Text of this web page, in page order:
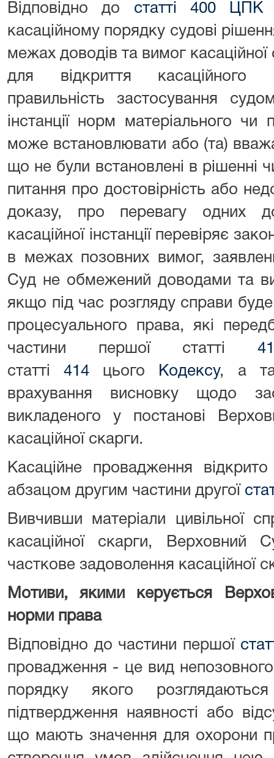
Відповідно до статті 400 ЦПК
касаційному порядку судові
межах доводів та вимог касаційної
для відкриття касаційного
правильність застосування
інстанції норм матеріального
може встановлювати або (та)
що не були встановлені в рішенні
питання про достовірність або
доказу, про перевагу одних
касаційної інстанції перевіряє
в межах позовних вимог,
Суд не обмежений доводами та
якщо під час розгляду справи
процесуального права, які
частини першої статті
статті414 цього Кодексу, а
врахування висновку щодо
викладеного у постанові
касаційної скарги.
Касаційне провадження
абзацом другим частини другої
Вивчивши матеріали цивільної
касаційної скарги, Верховний
часткове задоволення касаційної
Мотиви, якими керується
норми права
Відповідно до частини першої
провадження - це вид
порядку якого
підтвердження наявності або
що мають значення для охорони